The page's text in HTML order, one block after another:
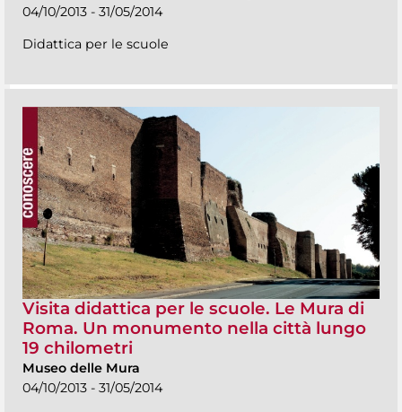
04/10/2013 - 31/05/2014
Didattica per le scuole
Visita didattica per le scuole. Le Mura di
Roma. Un monumento nella città lungo
19 chilometri
Museo delle Mura
04/10/2013 - 31/05/2014